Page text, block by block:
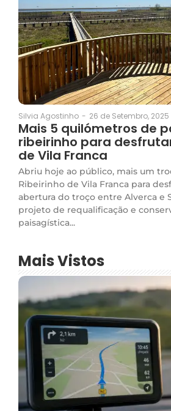
Silvia Agostinho - 26 de Setembro, 2025
Mais 5 quilómetros de
ribeirinho para
de Vila Franca
Abriu hoje ao público, mais um
Ribeirinho de Vila Franca para
abertura do troço entre Alverca e
projeto de requalificação e
paisagística...
Mais Vistos